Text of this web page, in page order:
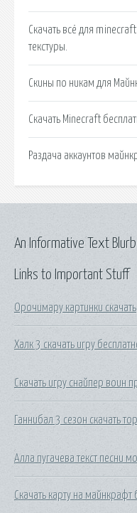
Скачать всё для
текстуры.
Скины по никам для
Скачать Minecraft
Раздача аккаунтов
Links to Important Stuff
Орочимару картинки скачать
Халк 3 скачать игру
Скачать игру снайпер воин
Ганнибал 3 сезон скачать
Алла пугачева текст песни
Скачать карту на
An Informative Text Blurb